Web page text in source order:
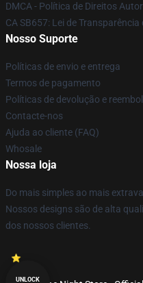
DMCA - Política de Direitos
CA SB657: Lei de
Nosso Suporte
Políticas de envio e entrega
Termos de pagamento
Políticas de devolução e
Contacte-nos
Ajuda ao cliente (FAQ)
Whosale
Nossa loja
Do mais simples ao mais
Nossos designs são de alta
dos nossos clientes.
UNLOCK